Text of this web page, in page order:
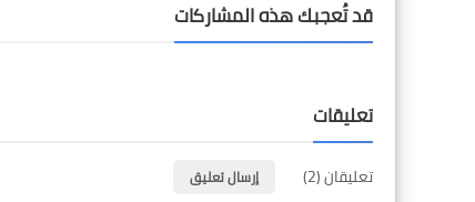
قد تُعجبك هذه المشاركات
تعليقات
تعليقان (2) إرسال تعليق